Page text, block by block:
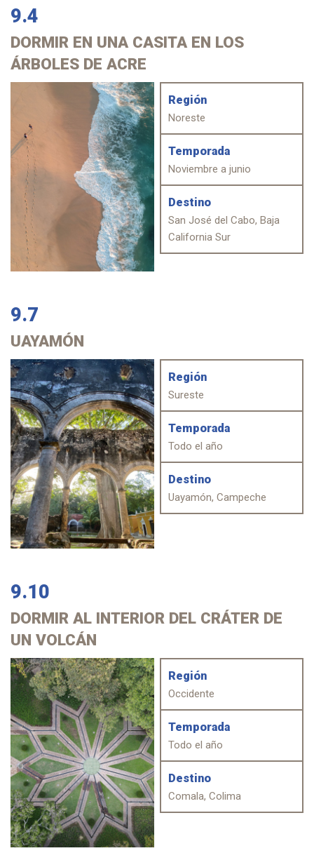
9.4
DORMIR EN UNA CASITA EN LOS
ÁRBOLES DE ACRE
Región
Noreste
Temporada
Noviembre a junio
Destino
San José del Cabo, Baja
California Sur
9.7
UAYAMÓN
Región
Sureste
Temporada
Todo el año
Destino
Uayamón, Campeche
9.10
DORMIR AL INTERIOR DEL CRÁTER DE
UN VOLCÁN
Región
Occidente
Temporada
Todo el año
Destino
Comala, Colima